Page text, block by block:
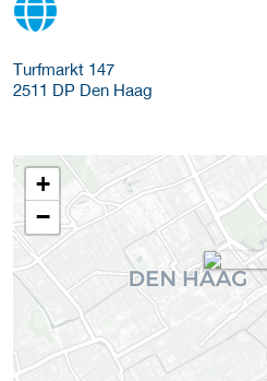
Turfmarkt 147
2511 DP Den Haag
+
−